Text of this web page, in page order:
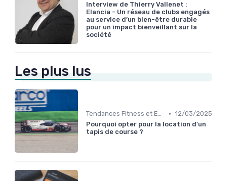
Interview de Thierry Vallenet :
Elancia - Un réseau de clubs engagés
au service d’un bien-être durable
pour un impact bienveillant sur la
société
Les plus lus
Tendances Fitness et Entraînement à Domicile • 12/03/2025
Pourquoi opter pour la location d'un
tapis de course ?